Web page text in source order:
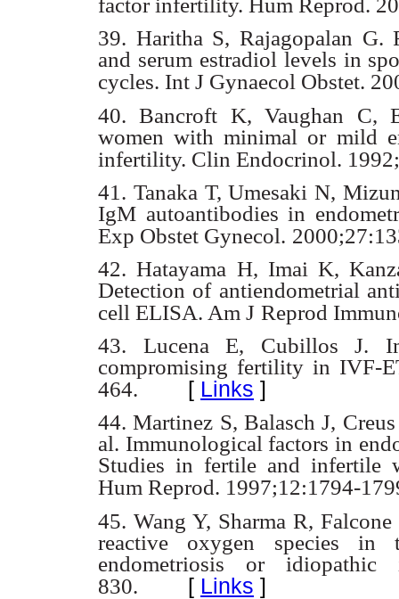
factor infertility. Hum Reprod.
39. Haritha S, Rajagopalan
and serum estradiol levels in
cycles. Int J Gynaecol Obstet.
40. Bancroft K, Vaughan C,
women with minimal or mild
infertility. Clin Endocrinol.
41. Tanaka T, Umesaki N,
IgM autoantibodies in
Exp Obstet Gynecol.
42. Hatayama H, Imai K,
Detection of antiendometrial
cell ELISA. Am J Reprod
43. Lucena E, Cubillos J.
compromising fertility in IVF-
464. [ Links ]
44. Martinez S, Balasch J,
al. Immunological factors in
Studies in fertile and infertile
Hum Reprod. 1997;12:1794-
45. Wang Y, Sharma R,
reactive oxygen species
endometriosis or
830. [ Links ]